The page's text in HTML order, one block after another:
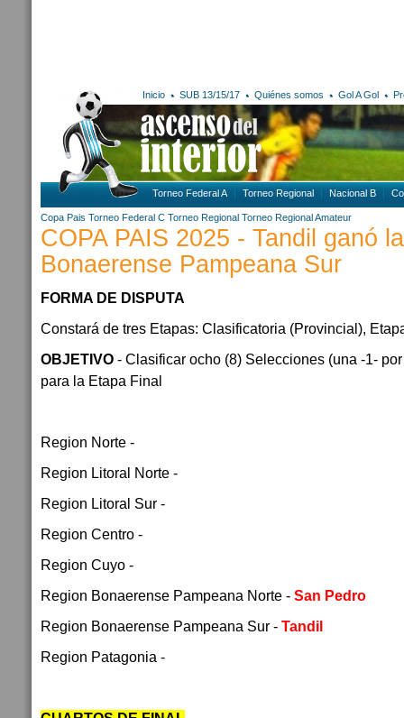
Inicio SUB 13/15/17 Quiénes somos Gol A Gol
Torneo Federal A Torneo Regional Nacional B
Copa Pais Torneo Federal C Torneo Regional Torneo Regional Amateur
COPA PAIS 2025 - Tandil ganó
Bonaerense Pampeana Sur
FORMA DE DISPUTA
Constará de tres Etapas: Clasificatoria (Provincial),
OBJETIVO - Clasificar ocho (8) Selecciones (una -1-
para la Etapa Final
Region Norte -
Region Litoral Norte -
Region Litoral Sur -
Region Centro -
Region Cuyo -
Region Bonaerense Pampeana Norte - San Pedro
Region Bonaerense Pampeana Sur - Tandil
Region Patagonia -